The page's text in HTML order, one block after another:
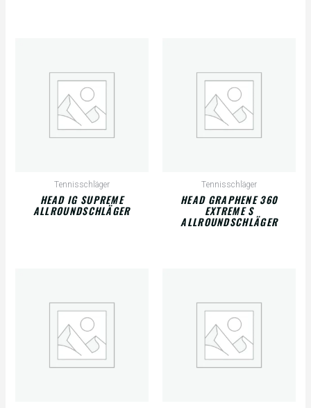
Tennisschläger
HEAD IG SUPREME
ALLROUNDSCHLÄGER
Tennisschläger
HEAD GRAPHENE 360
EXTREME S
ALLROUNDSCHLÄGER